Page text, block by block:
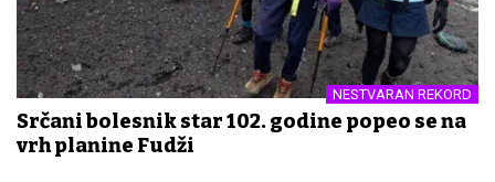
NESTVARAN REKORD
Srčani bolesnik star 102. godine popeo se na
vrh planine Fudži